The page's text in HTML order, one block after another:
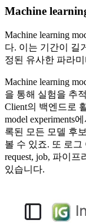
Machine
Machine learning
다. 이는 기간이 길
정된 유사한 파라
Machine learning
을 통해 실험을 추
Client의 백엔드로
model experiments
록된 모든 모델 후
볼 수 있죠. 또 로그
request, job, 파이
있습니다.